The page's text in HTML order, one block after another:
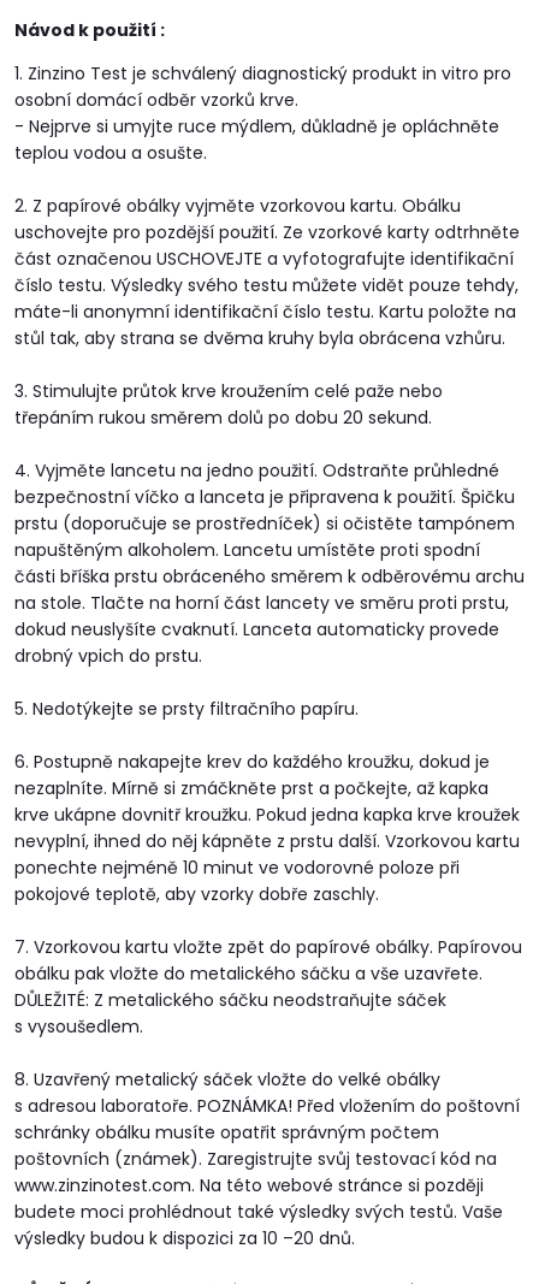
Návod k použití :
1. Zinzino Test je schválený diagnostický produkt in vitro pro
osobní domácí odběr vzorků krve.
- Nejprve si umyjte ruce mýdlem, důkladně je opláchněte
teplou vodou a osušte.
2. Z papírové obálky vyjměte vzorkovou kartu. Obálku
uschovejte pro pozdější použití. Ze vzorkové karty odtrhněte
část označenou USCHOVEJTE a vyfotografujte identifikační
číslo testu. Výsledky svého testu můžete vidět pouze tehdy,
máte-li anonymní identifikační číslo testu. Kartu položte na
stůl tak, aby strana se dvěma kruhy byla obrácena vzhůru.
3. Stimulujte průtok krve kroužením celé paže nebo
třepáním rukou směrem dolů po dobu 20 sekund.
4. Vyjměte lancetu na jedno použití. Odstraňte průhledné
bezpečnostní víčko a lanceta je připravena k použití. Špičku
prstu (doporučuje se prostředníček) si očistěte tampónem
napuštěným alkoholem. Lancetu umístěte proti spodní
části bříška prstu obráceného směrem k odběrovému archu
na stole. Tlačte na horní část lancety ve směru proti prstu,
dokud neuslyšíte cvaknutí. Lanceta automaticky provede
drobný vpich do prstu.
5. Nedotýkejte se prsty filtračního papíru.
6. Postupně nakapejte krev do každého kroužku, dokud je
nezaplníte. Mírně si zmáčkněte prst a počkejte, až kapka
krve ukápne dovnitř kroužku. Pokud jedna kapka krve kroužek
nevyplní, ihned do něj kápněte z prstu další. Vzorkovou kartu
ponechte nejméně 10 minut ve vodorovné poloze při
pokojové teplotě, aby vzorky dobře zaschly.
7. Vzorkovou kartu vložte zpět do papírové obálky. Papírovou
obálku pak vložte do metalického sáčku a vše uzavřete.
DŮLEŽITÉ: Z metalického sáčku neodstraňujte sáček
s vysoušedlem.
8. Uzavřený metalický sáček vložte do velké obálky
s adresou laboratoře. POZNÁMKA! Před vložením do poštovní
schránky obálku musíte opatřit správným počtem
poštovních (známek). Zaregistrujte svůj testovací kód na
www.zinzinotest.com. Na této webové stránce si později
budete moci prohlédnout také výsledky svých testů. Vaše
výsledky budou k dispozici za 10 –20 dnů.